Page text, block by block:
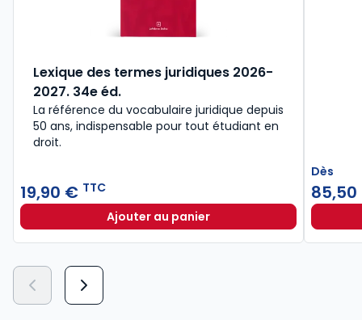
Lexique des termes juridiques 2026-
2027. 34e éd.
La référence du vocabulaire juridique depuis
50 ans, indispensable pour tout étudiant en
droit.​
19,90 € TTC
Ajouter au panierLexique des termes juridiques
Dès